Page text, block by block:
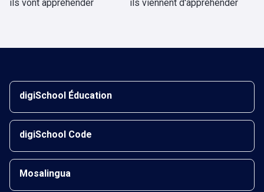
ils vont appréhender
ils viennent d'appréhender
digiSchool Éducation
digiSchool Code
Mosalingua